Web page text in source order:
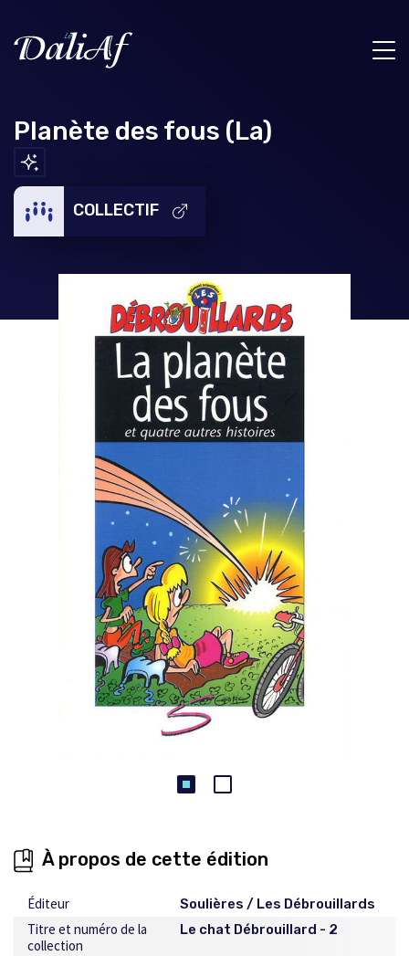
Planète des fous (La)
COLLECTIF
À propos de cette édition
Éditeur Soulières / Les Débrouillards
Titre et numéro de la
collection
Le chat Débrouillard - 2